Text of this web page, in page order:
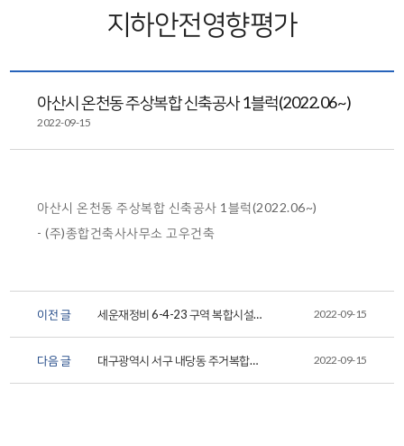
지하안전영향평가
아산시 온천동 주상복합 신축공사 1블럭(2022.06~)
2022-09-15
아산시 온천동 주상복합 신축공사 1블럭(2022.06~)
- (주)종합건축사사무소 고우건축
이전 글
세운재정비 6-4-23 구역 복합시설
신축공사 소규모지하안전평...
2022-09-15
다음 글
대구광역시 서구 내당동 주거복합
신축공사 중 소규모지하
2022-09-15